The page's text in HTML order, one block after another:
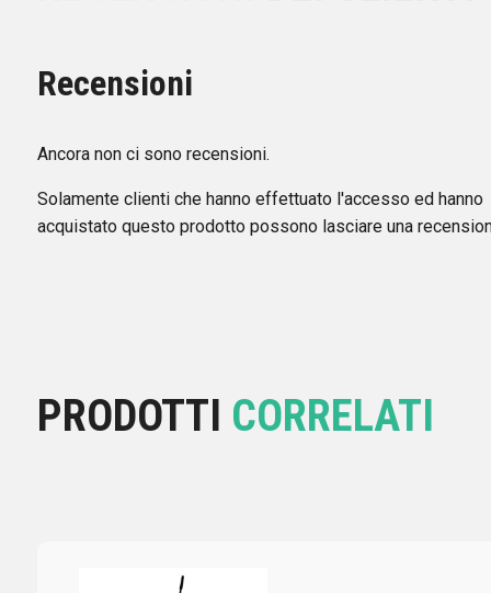
Recensioni
Ancora non ci sono recensioni.
Solamente clienti che hanno effettuato l'accesso ed hanno
acquistato questo prodotto possono lasciare una
PRODOTTI CORRELATI